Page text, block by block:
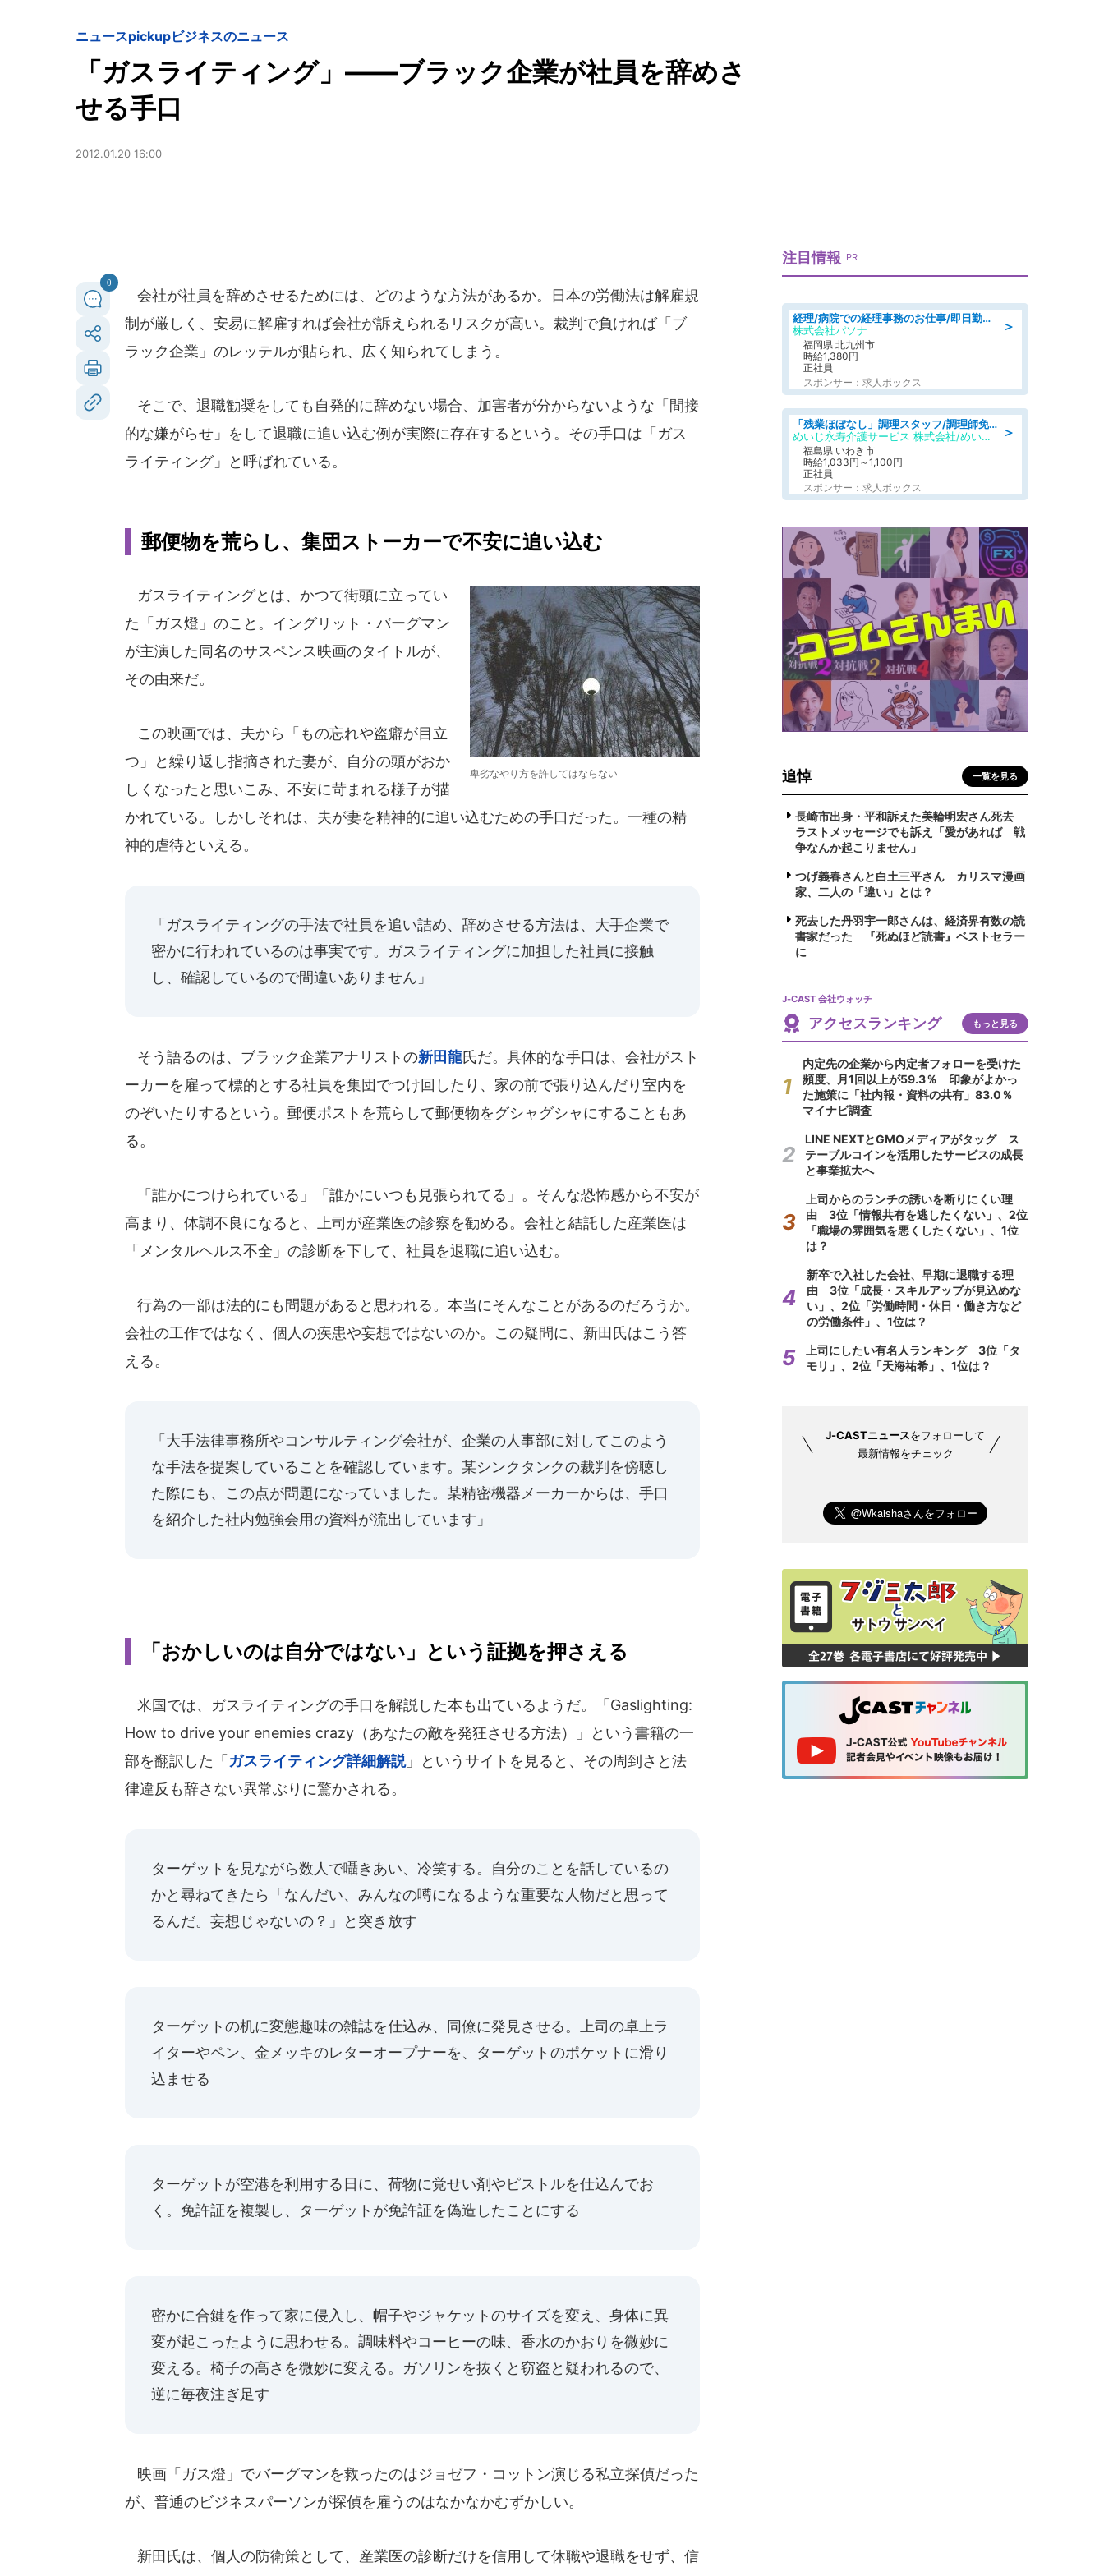
ニュースpickupビジネスのニュース
「ガスライティング」――ブラック企業が社員を辞めさ
せる手口
2012.01.20 16:00
0
会社が社員を辞めさせるためには、どのような方法があるか。日本の労働法は解雇規
制が厳しく、安易に解雇すれば会社が訴えられるリスクが高い。裁判で負ければ「ブ
ラック企業」のレッテルが貼られ、広く知られてしまう。
そこで、退職勧奨をしても自発的に辞めない場合、加害者が分からないような「間接
的な嫌がらせ」をして退職に追い込む例が実際に存在するという。その手口は「ガス
ライティング」と呼ばれている。
郵便物を荒らし、集団ストーカーで不安に追い込む
卑劣なやり方を許してはならない
ガスライティングとは、かつて街頭に立ってい
た「ガス燈」のこと。イングリット・バーグマン
が主演した同名のサスペンス映画のタイトルが、
その由来だ。
この映画では、夫から「もの忘れや盗癖が目立
つ」と繰り返し指摘された妻が、自分の頭がおか
しくなったと思いこみ、不安に苛まれる様子が描
かれている。しかしそれは、夫が妻を精神的に追い込むための手口だった。一種の精
神的虐待といえる。
「ガスライティングの手法で社員を追い詰め、辞めさせる方法は、大手企業で
密かに行われているのは事実です。ガスライティングに加担した社員に接触
し、確認しているので間違いありません」
そう語るのは、ブラック企業アナリストの新田龍氏だ。具体的な手口は、会社がスト
ーカーを雇って標的とする社員を集団でつけ回したり、家の前で張り込んだり室内を
のぞいたりするという。郵便ポストを荒らして郵便物をグシャグシャにすることもあ
る。
「誰かにつけられている」「誰かにいつも見張られてる」。そんな恐怖感から不安が
高まり、体調不良になると、上司が産業医の診察を勧める。会社と結託した産業医は
「メンタルヘルス不全」の診断を下して、社員を退職に追い込む。
行為の一部は法的にも問題があると思われる。本当にそんなことがあるのだろうか。
会社の工作ではなく、個人の疾患や妄想ではないのか。この疑問に、新田氏はこう答
える。
「大手法律事務所やコンサルティング会社が、企業の人事部に対してこのよう
な手法を提案していることを確認しています。某シンクタンクの裁判を傍聴し
た際にも、この点が問題になっていました。某精密機器メーカーからは、手口
を紹介した社内勉強会用の資料が流出しています」
「おかしいのは自分ではない」という証拠を押さえる
米国では、ガスライティングの手口を解説した本も出ているようだ。「Gaslighting:
How to drive your enemies crazy（あなたの敵を発狂させる方法）」という書籍の一
部を翻訳した「 ガスライティング詳細解説」というサイトを見ると、その周到さと法
律違反も辞さない異常ぶりに驚かされる。
ターゲットを見ながら数人で囁きあい、冷笑する。自分のことを話しているの
かと尋ねてきたら「なんだい、みんなの噂になるような重要な人物だと思って
るんだ。妄想じゃないの？」と突き放す
ターゲットの机に変態趣味の雑誌を仕込み、同僚に発見させる。上司の卓上ラ
イターやペン、金メッキのレターオープナーを、ターゲットのポケットに滑り
込ませる
ターゲットが空港を利用する日に、荷物に覚せい剤やピストルを仕込んでお
く。免許証を複製し、ターゲットが免許証を偽造したことにする
密かに合鍵を作って家に侵入し、帽子やジャケットのサイズを変え、身体に異
変が起こったように思わせる。調味料やコーヒーの味、香水のかおりを微妙に
変える。椅子の高さを微妙に変える。ガソリンを抜くと窃盗と疑われるので、
逆に毎夜注ぎ足す
映画「ガス燈」でバーグマンを救ったのはジョゼフ・コットン演じる私立探偵だった
が、普通のビジネスパーソンが探偵を雇うのはなかなかむずかしい。
新田氏は、個人の防衛策として、産業医の診断だけを信用して休職や退職をせず、信
注目情報 PR
＞
経理/病院での経理事務のお仕事/即日勤務可/車通勤可/経理/一般事務
株式会社パソナ
福岡県 北九州市
時給1,380円
正社員
スポンサー：求人ボックス
＞
「残業ほぼなし」調理スタッフ/調理師免許必須/正職員/日勤のみ/住宅型有料老人ホーム
めいじ永寿介護サービス 株式会社/めいじ永寿介護サービスセンター
福島県 いわき市
時給1,033円～1,100円
正社員
スポンサー：求人ボックス
追悼 一覧を見る
長崎市出身・平和訴えた美輪明宏さん死去
ラストメッセージでも訴え「愛があれば 戦
争なんか起こりません」
つげ義春さんと白土三平さん カリスマ漫画
家、二人の「違い」とは？
死去した丹羽宇一郎さんは、経済界有数の読
書家だった 『死ぬほど読書』ベストセラー
に
J-CAST 会社ウォッチ
アクセスランキング もっと見る
内定先の企業から内定者フォローを受けた
頻度、月1回以上が59.3％ 印象がよかっ
た施策に「社内報・資料の共有」83.0％
マイナビ調査
LINE NEXTとGMOメディアがタッグ ス
テーブルコインを活用したサービスの成長
と事業拡大へ
上司からのランチの誘いを断りにくい理
由 3位「情報共有を逃したくない」、2位
「職場の雰囲気を悪くしたくない」、1位
は？
新卒で入社した会社、早期に退職する理
由 3位「成長・スキルアップが見込めな
い」、2位「労働時間・休日・働き方など
の労働条件」、1位は？
上司にしたい有名人ランキング 3位「タ
モリ」、2位「天海祐希」、1位は？
J-CASTニュースをフォローして
最新情報をチェック